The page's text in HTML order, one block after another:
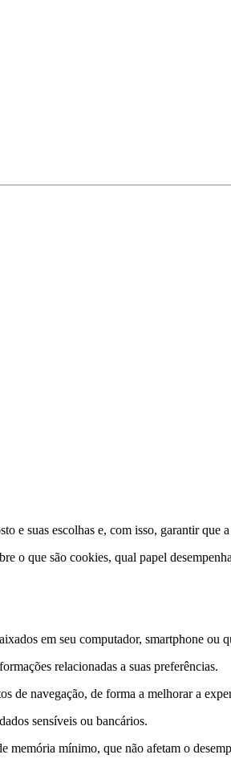
e suas escolhas e, com isso, garantir que
o que são cookies, qual papel
em seu computador, smartphone
relacionadas a suas preferências.
de navegação, de forma a melhorar a
sensíveis ou bancários.
mínimo, que não afetam o